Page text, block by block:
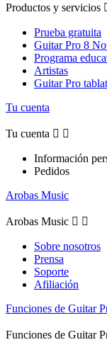
Productos y servicios
Prueba gratuita
Guitar Pro 8
Programa
Artistas
Guitar Pro
Tu cuenta
Tu cuenta  
Información
Pedidos
Arobas Music
Arobas Music  
Sobre nosotros
Prensa
Soporte
Afiliación
Funciones de Guitar
Funciones de Guitar